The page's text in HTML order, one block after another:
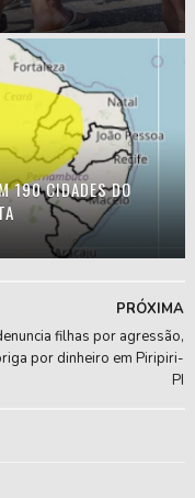
190 CIDADES DO
PRÓXIMA
filhas por agressão,
por dinheiro em Piripiri-
PI